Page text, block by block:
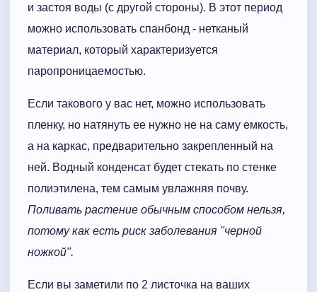
и застоя воды (с другой стороны). В этот период
можно использовать спанбонд - нетканый
материал, который характеризуется
паропроницаемостью.
Если такового у вас нет, можно использовать
пленку, но натянуть ее нужно не на саму емкость,
а на каркас, предварительно закрепленный на
ней. Водный конденсат будет стекать по стенке
полиэтилена, тем самым увлажняя почву.
Поливать растение обычным способом нельзя,
потому как есть риск заболевания "черной
ножкой".
Если вы заметили по 2 листочка на ваших